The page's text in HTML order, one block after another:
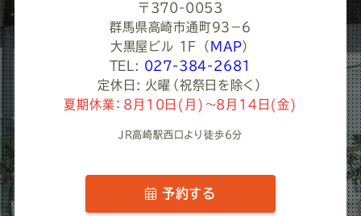
〒370-0053
群馬県高崎市通町９３−６
大黒屋ビル 1F
（ MAP）
TEL: 027-384-2681
定休日: 火曜（祝祭日を除く）
夏期休業：8月10日(月)～8月14日(金)
JR高崎駅西口より徒歩6分
予約する